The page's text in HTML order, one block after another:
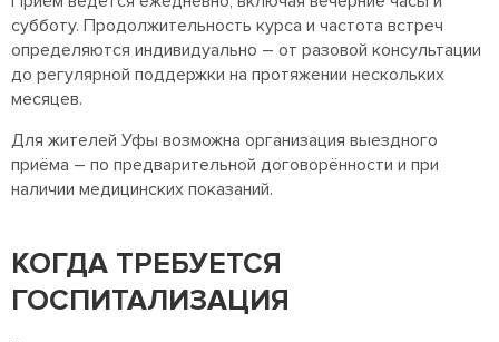
субботу. Продолжительность курса и частота встреч
определяются индивидуально – от разовой консультации
до регулярной поддержки на протяжении нескольких
месяцев.
Для жителей Уфы возможна организация выездного
приёма – по предварительной договорённости и при
наличии медицинских показаний.
КОГДА ТРЕБУЕТСЯ
ГОСПИТАЛИЗАЦИЯ